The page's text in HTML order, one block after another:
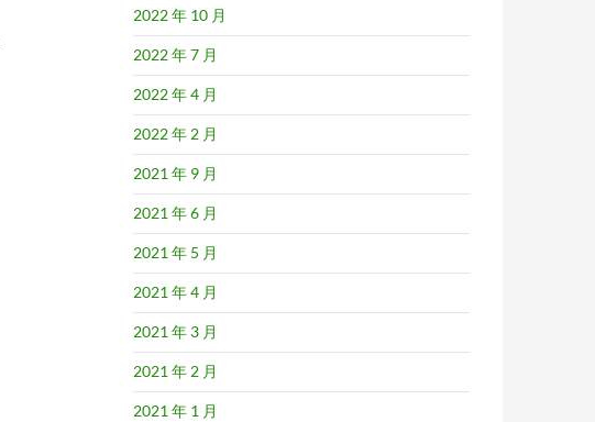
2022 年 10 月
2022 年 7 月
2022 年 4 月
2022 年 2 月
2021 年 9 月
2021 年 6 月
2021 年 5 月
2021 年 4 月
2021 年 3 月
2021 年 2 月
2021 年 1 月